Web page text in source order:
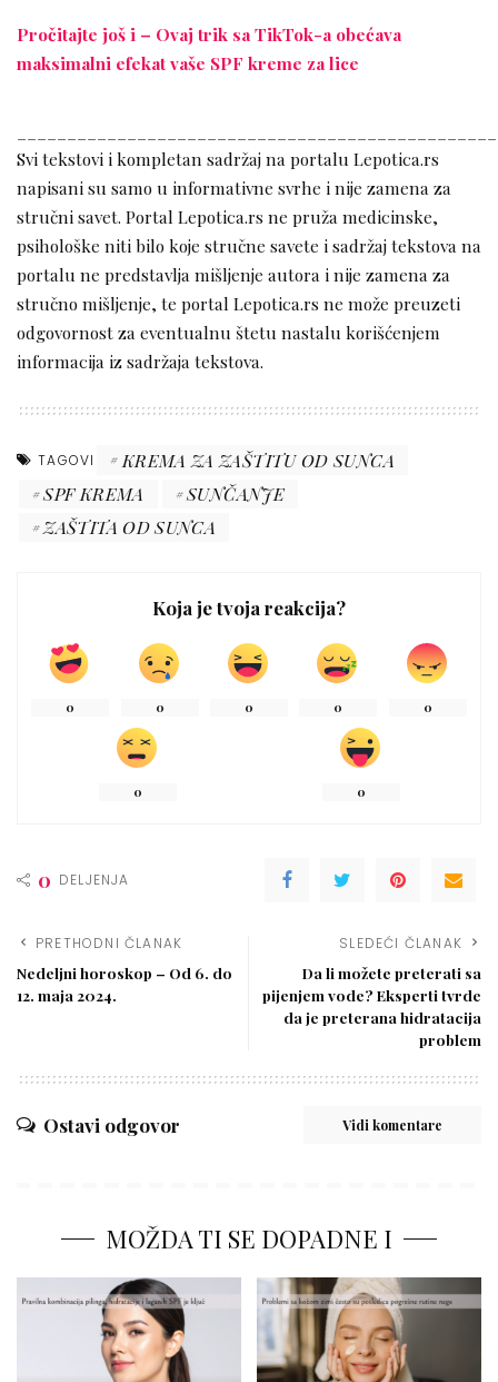
Pročitajte još i – Ovaj trik sa TikTok-a obećava
maksimalni efekat vaše SPF kreme za lice
Svi tekstovi i kompletan sadržaj na portalu Lepotica.rs
napisani su samo u informativne svrhe i nije zamena za
stručni savet. Portal Lepotica.rs ne pruža medicinske,
psihološke niti bilo koje stručne savete i sadržaj tekstova na
portalu ne predstavlja mišljenje autora i nije zamena za
stručno mišljenje, te portal Lepotica.rs ne može preuzeti
odgovornost za eventualnu štetu nastalu korišćenjem
informacija iz sadržaja tekstova.
TAGOVI
KREMA ZA ZAŠTITU OD SUNCA
SPF KREMA
SUNČANJE
ZAŠTITA OD SUNCA
Koja je tvoja reakcija?
0 0 0 0 0
0 0
0 DELJENJA
PRETHODNI ČLANAK
Nedeljni horoskop – Od 6. do
12. maja 2024.
SLEDEĆI ČLANAK
Da li možete preterati sa
pijenjem vode? Eksperti tvrde
da je preterana hidratacija
problem
Ostavi odgovor Vidi komentare
MOŽDA TI SE DOPADNE I